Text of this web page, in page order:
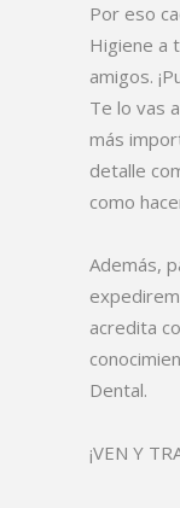
Por eso
Higiene a
amigos.
Te lo vas
más
detalle
como
Además,
acredita
Dental.
¡VEN Y